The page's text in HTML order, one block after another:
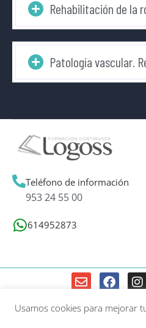
Rehabilitación de la
Patología vascular.
Teléfono de información
953 24 55 00
614952873
Usamos cookies para mejorar